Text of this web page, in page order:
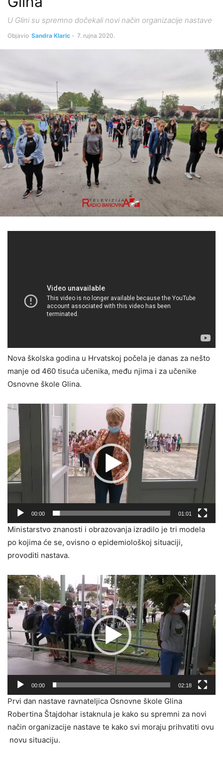
U Glini su spremno dočekali novi način organizacije nastave
Objavio Sandra Klaric - 7. rujna 2020.
Nova školska godina u Hrvatskoj počela je danas za nešto
manje od 460 tisuća učenika, među njima i za učenike
Osnovne škole Glina.
Reproduktor
videozapisa
00:00 01:01
Ministarstvo znanosti i obrazovanja izradilo je tri modela
po kojima će se, ovisno o epidemiološkoj situaciji,
provoditi nastava.
Reproduktor
videozapisa
00:00 02:18
Prvi dan nastave ravnateljica Osnovne škole Glina
Robertina Štajdohar istaknula je kako su spremni za novi
način organizacije nastave te kako svi moraju prihvatiti ovu
novu situaciju.